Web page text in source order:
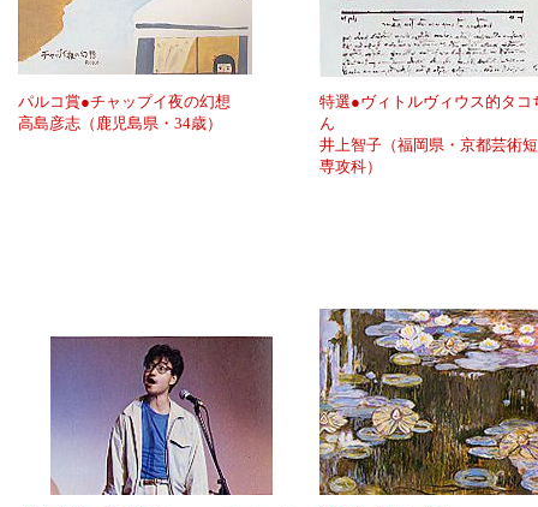
パルコ賞●チャップイ夜の幻想
高島彦志（鹿児島県・34歳）
特選●ヴィトルヴィウス的タコ
ん
井上智子（福岡県・京都芸術
専攻科）